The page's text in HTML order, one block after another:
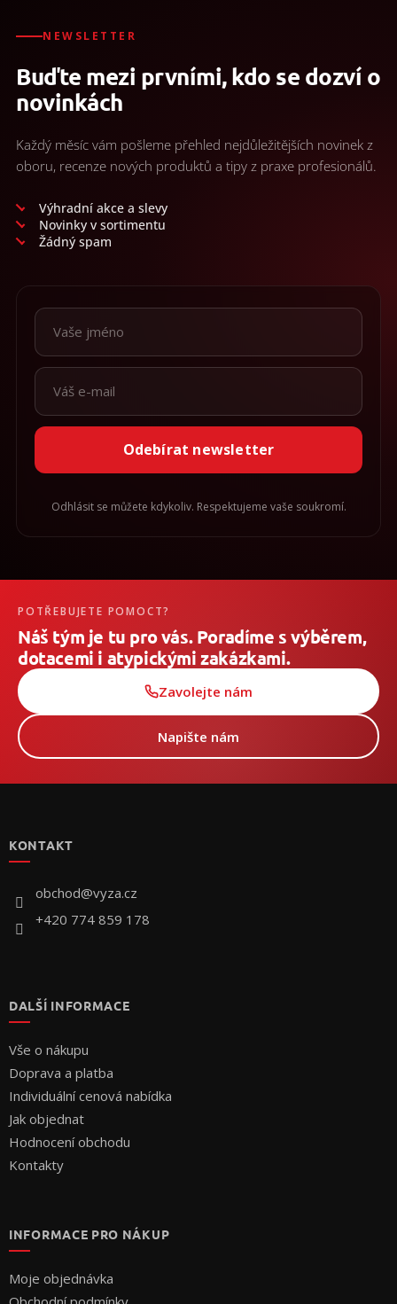
NEWSLETTER
Buďte mezi prvními, kdo se dozví o
novinkách
Každý měsíc vám pošleme přehled nejdůležitějších novinek z
oboru, recenze nových produktů a tipy z praxe profesionálů.
Výhradní akce a slevy
Novinky v sortimentu
Žádný spam
Odebírat newsletter
Odhlásit se můžete kdykoliv. Respektujeme vaše soukromí.
POTŘEBUJETE POMOCT?
Náš tým je tu pro vás. Poradíme s výběrem,
dotacemi i atypickými zakázkami.
Zavolejte nám
Napište nám
KONTAKT
obchod@vyza.cz
+420 774 859 178
DALŠÍ INFORMACE
Vše o nákupu
Doprava a platba
Individuální cenová nabídka
Jak objednat
Hodnocení obchodu
Kontakty
INFORMACE PRO NÁKUP
Moje objednávka